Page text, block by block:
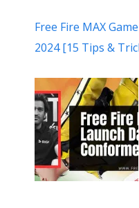
Free Fire MAX
2024 [15 Tips &